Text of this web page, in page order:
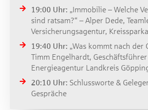
19:00 Uhr: „Immobilie – Welche
sind ratsam?“ – Alper Dede,
Versicherungsagentur,
19:40 Uhr: „Was kommt nach der
Timm Engelhardt,
Energieagentur Landkreis
20:10 Uhr: Schlussworte &
Gespräche